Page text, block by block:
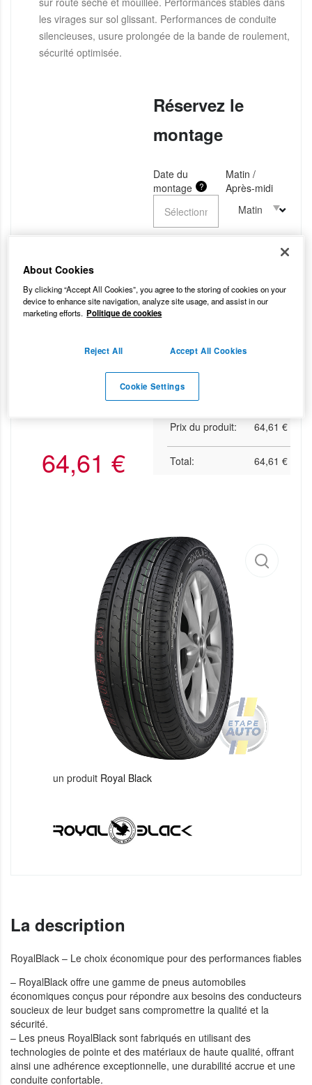
les virages sur sol glissant. Performances de conduite
silencieuses, usure prolongée de la bande de roulement,
sécurité optimisée.
64,61 €
Réservez le
montage
Date du
montage ?
Matin /
Après-midi
Matin
0,00
d'infos auprès de votre centre
Prix des options:
Prix du produit: 64,61 €
Total: 64,61 €
un produit Royal Black
La description
RoyalBlack – Le choix économique pour des performances fiables
– RoyalBlack offre une gamme de pneus automobiles
économiques conçus pour répondre aux besoins des conducteurs
soucieux de leur budget sans compromettre la qualité et la
sécurité.
– Les pneus RoyalBlack sont fabriqués en utilisant des
technologies de pointe et des matériaux de haute qualité, offrant
ainsi une adhérence exceptionnelle, une durabilité accrue et une
conduite confortable.
About Cookies
By clicking “Accept All Cookies”, you agree to the storing of cookies on your
device to enhance site navigation, analyze site usage, and assist in our
marketing efforts. Politique de cookies
Reject All Accept All Cookies
Cookie Settings